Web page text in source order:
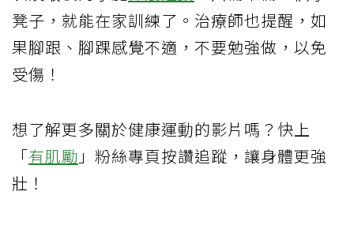
凳子，就能在家訓練了。治療師也提醒，如
果腳跟、腳踝感覺不適，不要勉強做，以免
受傷！
想了解更多關於健康運動的影片嗎？快上
「有肌勵 」粉絲專頁按讚追蹤，讓身體更強
壯！